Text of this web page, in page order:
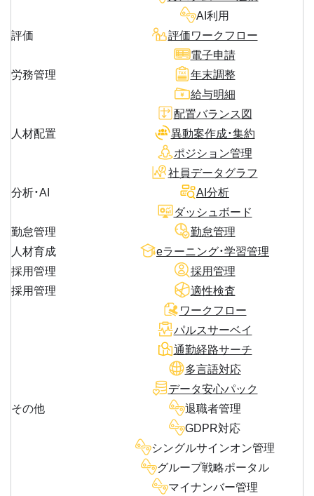
AI利用
評価
評価ワークフロー
労務管理
電子申請
年末調整
給与明細
人材配置
配置バランス図
異動案作成・集約
ポジション管理
分析・AI
社員データグラフ
AI分析
ダッシュボード
勤怠管理
勤怠管理
人材育成
eラーニング・学習管理
採用管理
採用管理
採用管理
適性検査
その他
ワークフロー
パルスサーベイ
通勤経路サーチ
多言語対応
データ安心パック
退職者管理
GDPR対応
シングルサインオン管理
グループ戦略ポータル
マイナンバー管理